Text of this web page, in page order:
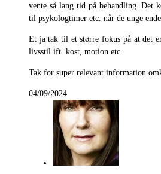
vente så lang tid på behandling. Det
til psykologtimer etc. når de unge
Et ja tak til et større fokus på at det
livsstil ift. kost, motion etc.
Tak for super relevant information
04/09/2024